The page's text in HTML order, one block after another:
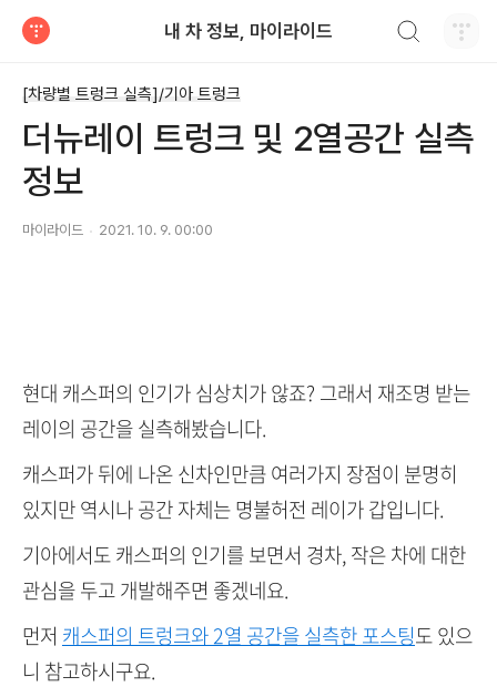
내 차 정보, 마이라이드
[차량별 트렁크 실측]/기아 트렁크
더뉴레이 트렁크 및 2열공간 실측
정보
마이라이드 2021. 10. 9. 00:00
현대 캐스퍼의 인기가 심상치가 않죠? 그래서 재조명 받는
레이의 공간을 실측해봤습니다.
캐스퍼가 뒤에 나온 신차인만큼 여러가지 장점이 분명히
있지만 역시나 공간 자체는 명불허전 레이가 갑입니다.
기아에서도 캐스퍼의 인기를 보면서 경차, 작은 차에 대한
관심을 두고 개발해주면 좋겠네요.
먼저 캐스퍼의 트렁크와 2열 공간을 실측한 포스팅도 있으
니 참고하시구요.